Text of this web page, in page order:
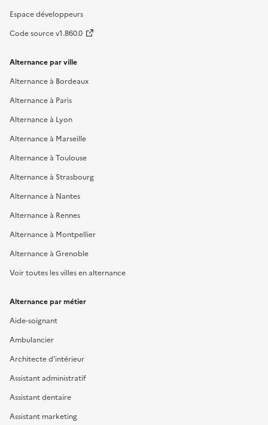
Espace développeurs
Code source v1.860.0
Alternance par ville
Alternance à Bordeaux
Alternance à Paris
Alternance à Lyon
Alternance à Marseille
Alternance à Toulouse
Alternance à Strasbourg
Alternance à Nantes
Alternance à Rennes
Alternance à Montpellier
Alternance à Grenoble
Voir toutes les villes en alternance
Alternance par métier
Aide-soignant
Ambulancier
Architecte d'intérieur
Assistant administratif
Assistant dentaire
Assistant marketing